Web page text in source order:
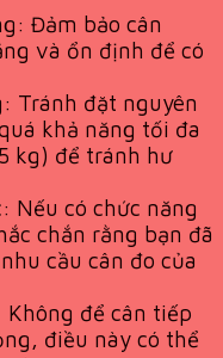
Đảm bảo cân
và ổn định để có
Tránh đặt nguyên
khả năng tối đa
kg) để tránh hư
Nếu có chức năng
chắn rằng bạn đã
cầu cân đo của
để cân tiếp
điều này có thể